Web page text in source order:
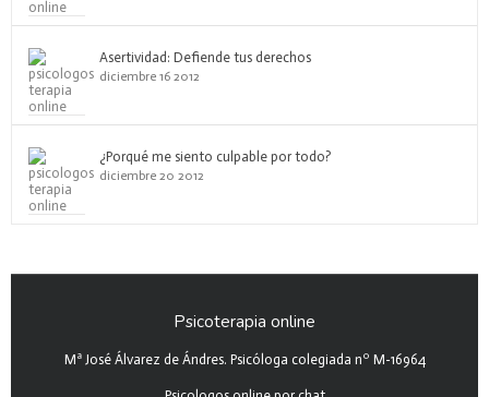
Asertividad: Defiende tus derechos
diciembre 16 2012
¿Porqué me siento culpable por todo?
diciembre 20 2012
Psicoterapia online
Mª José Álvarez de Ándres. Psicóloga colegiada nº M-16964